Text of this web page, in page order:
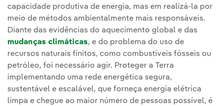
capacidade produtiva de energia, mas em realizá-la por
meio de métodos ambientalmente mais responsáveis.
Diante das evidências do aquecimento global e das
mudanças climáticas, e do problema do uso de
recursos naturais finitos, como combustíveis fósseis ou
petróleo, foi necessário agir. Proteger a Terra
implementando uma rede energética segura,
sustentável e escalável, que forneça energia elétrica
limpa e chegue ao maior número de pessoas possível, é